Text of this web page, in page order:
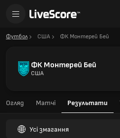
Футбол США ФК Монтерей Бей
ФК Монтерей Бей
США
Огляд Матчі Результати
Усі змагання